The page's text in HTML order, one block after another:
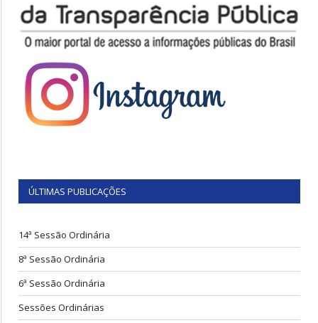
ÚLTIMAS PUBLICAÇÕES
14ª Sessão Ordinária
8ª Sessão Ordinária
6ª Sessão Ordinária
Sessões Ordinárias